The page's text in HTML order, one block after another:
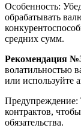
Особенность:
обрабатывать
средних сумм.
Рекомендация
волатильностью
или используйте
Предупреждение:
контрактов,
обязательства.